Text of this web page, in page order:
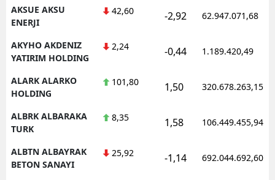
Sinop
Tokat
Şanlıurfa
AKSUE AKSU
ENERJI
42,60 -2,92 62.947.071,68
AKYHO AKDENIZ
YATIRIM HOLDING
2,24 -0,44 1.189.420,49
ALARK ALARKO
HOLDING
101,80 1,50 320.678.263,15
ALBRK ALBARAKA
TURK
8,35 1,58 106.449.455,94
ALBTN ALBAYRAK
BETON SANAYI
25,92 -1,14 692.044.692,60